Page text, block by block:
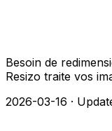
Besoin de
Resizo traite vos
2026-03-16 ·